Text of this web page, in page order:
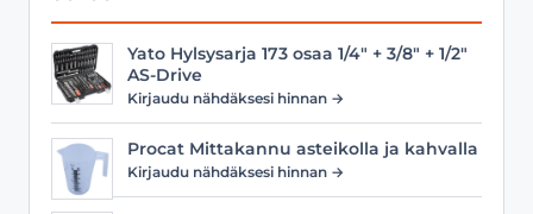
Yato Hylsysarja 173 osaa 1/4" + 3/8" + 1/2"
AS-Drive
Kirjaudu nähdäksesi hinnan →
Procat Mittakannu asteikolla ja kahvalla
Kirjaudu nähdäksesi hinnan →